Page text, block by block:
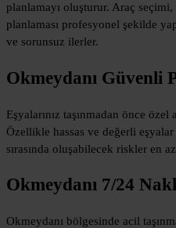
planlamayı oluşturur. Araç
planlaması profesyonel şekilde
ve sorunsuz ilerler.
Okmeydanı Güvenli
Eşyalarınız taşınmadan önce
Özellikle hassas ve değerli
sırasında oluşabilecek riskler en
Okmeydanı 7/24
Okmeydanı bölgesinde acil